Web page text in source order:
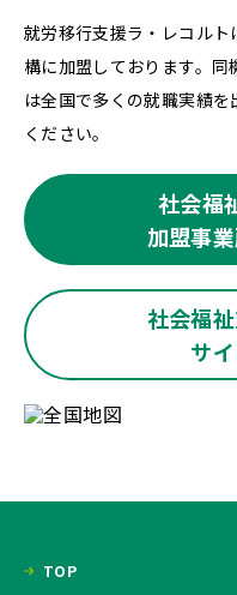
就労移行支援ラ・レコル
構に加盟しております。
は全国で多くの就職実績
ください。
社会福
加盟事
社会福
サ
TOP